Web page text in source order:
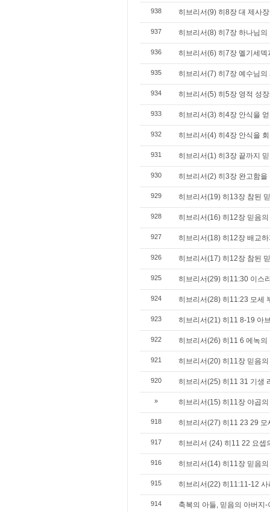
938 히브리서(9) 히8장 대 제사
937 히브리서(8) 히7장 하나님의
936 히브리서(6) 히7장 멜기세
935 히브리서(7) 히7장 예수님의
934 히브리서(5) 히5장 영적 성
933 히브리서(3) 히4장 안식을
932 히브리서(4) 히4장 안식을
931 히브리서(1) 히3장 끝까지
930 히브리서(2) 히3장 완고함
929 히브리서(19) 히13장 참된
928 히브리서(16) 히12장 믿음
927 히브리서(18) 히12장 배교
926 히브리서(17) 히12장 참된
925 히브리서(29) 히11:30 이스
924 히브리서(28) 히11:23 모세
923 히브리서(21) 히11 8-19 아
922 히브리서(26) 히11 6 에녹의
921 히브리서(20) 히11장 믿음의
920 히브리서(25) 히11 31 기생
» 히브리서(15) 히11장 야곱
918 히브리서(27) 히11 23 29
917 히브리서 (24) 히11 22 요셉
916 히브리서(14) 히11장 믿음
915 히브리서(22) 히11:11-12
914 축복의 아들, 믿음의 아버지